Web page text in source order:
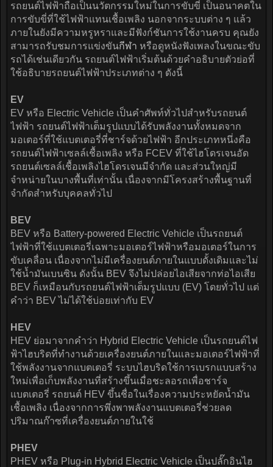
รถยนต์ไฟฟ้าถือเป็นนวัตกรรมใหม่ในการขับขี่ เป็นอนาคตใน
การขับขี่ที่ใช้ไฟฟ้าแทนเชื้อเพลิง นอกจากระบบต่าง ๆ แล้ว
ภายในยังมีความหรูหราและมีฟังก์ชันการใช้งานครบ คุณยัง
สามารถรับชมการแข่งขันกีฬา หรือดูหนังฟังเพลงในขณะขับ
รถได้เช่นเดียวกัน รถยนต์ไฟฟ้าเริ่มต้นด้วยคำอธิบายตัวย่อที่
ใช้อธิบายรถยนต์ไฟฟ้าประเภทต่าง ๆ ดังนี้
EV
EV หรือ Electric Vehicle เป็นคำศัพท์ทั่วไปสำหรับรถยนต์
ไฟฟ้า รถยนต์ไฟฟ้าเต็มรูปแบบได้รับพลังงานทั้งหมดจาก
มอเตอร์ที่ใช้แบตเตอรี่ที่ชาร์จด้วยไฟฟ้า อีกประเภทหนึ่งคือ
รถยนต์ไฟฟ้าเซลล์เชื้อเพลิง หรือ FCEV ที่ใช้ไฮโดรเจนอัด
รถยนต์เซลล์เชื้อเพลิงไฮโดรเจนมีจำกัด และส่วนใหญ่มี
จำหน่ายในบางพื้นที่เท่านั้น เนื่องจากมีโครงสร้างพื้นฐานที่
จำกัดสำหรับบุคคลทั่วไป
BEV
BEV หรือ Battery-powered Electric Vehicle เป็นรถยนต์
ไฟฟ้าที่ใช้แบตเตอรี่เฉพาะมอเตอร์ไฟฟ้าหรือมอเตอร์ในการ
ขับเคลื่อน เนื่องจากไม่มีเครื่องยนต์ภายในแบบดั้งเดิมและไม่
ใช้น้ำมันเบนซิน ดังนั้น BEV จึงไม่ปล่อยไอเสียจากท่อไอเสีย
BEV ก็เหมือนกับรถยนต์ไฟฟ้าเต็มรูปแบบ (EV) โดยทั่วไป แต่
คำว่า BEV ไม่ได้ใช้บ่อยเท่ากับ EV
HEV
HEV ย่อมาจากคำว่า Hybrid Electric Vehicle เป็นรถยนต์ไฟ
ฟ้าไฮบริดที่ทำงานด้วยเครื่องยนต์ภายในและมอเตอร์ไฟฟ้าที่
ใช้พลังงานจากแบตเตอรี่ ระบบไฮบริดใช้การเบรกแบบสร้าง
ใหม่เพื่อเก็บพลังงานที่สร้างขึ้นเมื่อชะลอรถเพื่อชาร์จ
แบตเตอรี่ รถยนต์ HEV ขึ้นชื่อในเรื่องความประหยัดน้ำมัน
เชื้อเพลิง เนื่องจากการพึ่งพาพลังงานแบตเตอรี่ช่วยลด
ปริมาณก๊าซที่เครื่องยนต์ภายในใช้
PHEV
PHEV หรือ Plug-in Hybrid Electric Vehicle เป็นปลั๊กอินไฮ